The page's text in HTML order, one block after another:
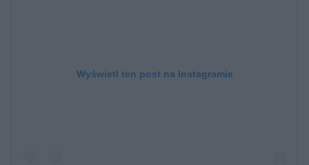
Wyświetl ten post na Instagramie